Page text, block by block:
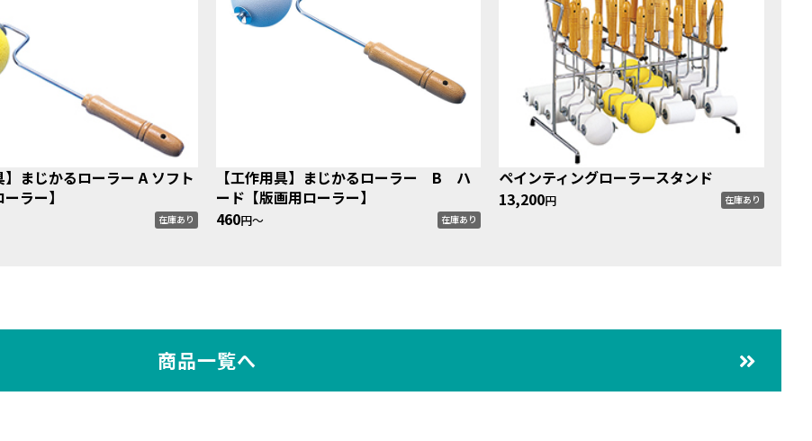
】まじかるローラー A ソフト
ラー】
在庫あり
【工作用具】まじかるローラー B ハ
ード【版画用ローラー】
460円〜 在庫あり
ペインティングローラースタンド
13,200円 在庫あり
商品一覧へ